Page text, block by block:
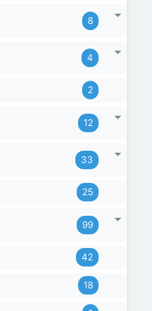
8
4
2
12
33
25
99
42
18